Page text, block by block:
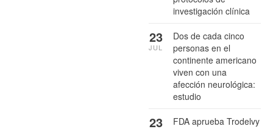
investigación clínica
Dos de cada cinco
personas en el
continente americano
viven con una
afección neurológica:
estudio
23
JUL
FDA aprueba Trodelvy
23